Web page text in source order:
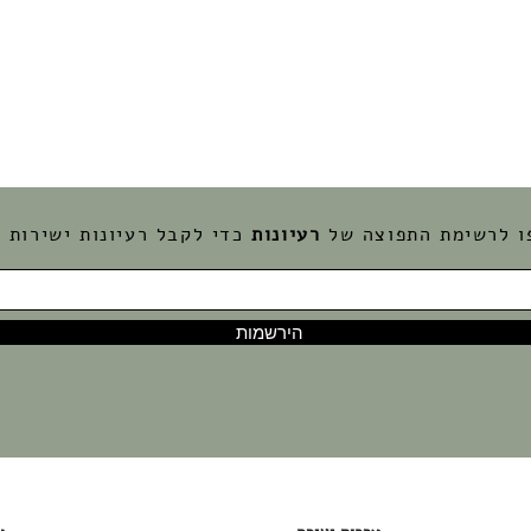
לרשימת התפוצה של רעיונות כדי לקבל רעיונות ישירות
הירשמות